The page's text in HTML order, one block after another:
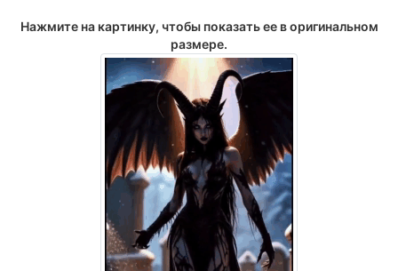
Нажмите на картинку, чтобы показать ее в оригинальном
размере.